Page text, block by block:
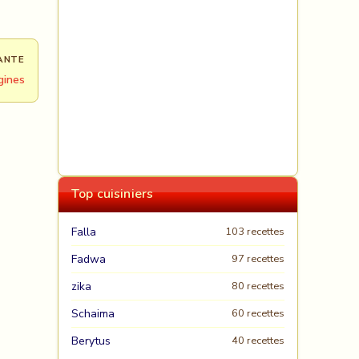
Top cuisiniers
Falla 103 recettes
Fadwa 97 recettes
zika 80 recettes
Schaima 60 recettes
Berytus
40 recettes